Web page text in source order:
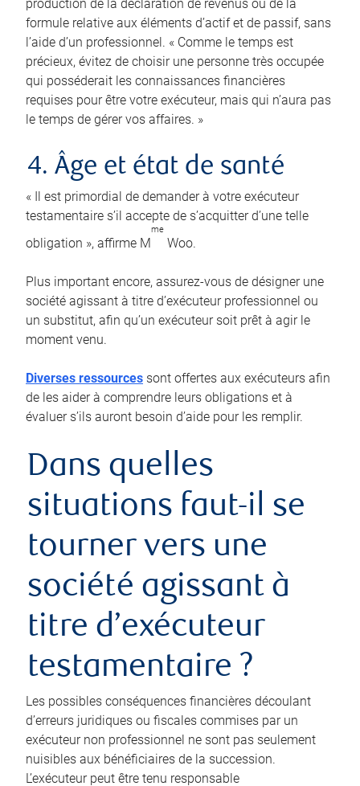
production de la déclaration de revenus ou de la
formule relative aux éléments d’actif et de passif, sans
l’aide d’un professionnel. « Comme le temps est
précieux, évitez de choisir une personne très occupée
qui posséderait les connaissances financières
requises pour être votre exécuteur, mais qui n’aura pas
le temps de gérer vos affaires. »
4. Âge et état de santé
« Il est primordial de demander à votre exécuteur
testamentaire s’il accepte de s’acquitter d’une telle
obligation », affirme M
me
Woo.
Plus important encore, assurez-vous de désigner une
société agissant à titre d’exécuteur professionnel ou
un substitut, afin qu’un exécuteur soit prêt à agir le
moment venu.
Diverses ressources sont offertes aux exécuteurs afin
de les aider à comprendre leurs obligations et à
évaluer s’ils auront besoin d’aide pour les remplir.
Dans quelles
situations faut-il se
tourner vers une
société agissant à
titre d’exécuteur
testamentaire ?
Les possibles conséquences financières découlant
d’erreurs juridiques ou fiscales commises par un
exécuteur non professionnel ne sont pas seulement
nuisibles aux bénéficiaires de la succession.
L’exécuteur peut être tenu responsable